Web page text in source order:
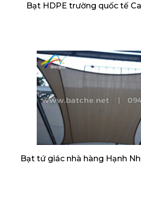
Bạt HDPE trường quốc tế
Bạt tứ giác nhà hàng Hạnh